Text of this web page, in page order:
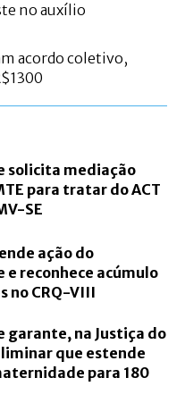
no auxílio
acordo coletivo,
solicita mediação
para tratar do ACT
SE
ação do
e reconhece acúmulo
no CRQ-VIII
garante, na Justiça do
que estende
para 180